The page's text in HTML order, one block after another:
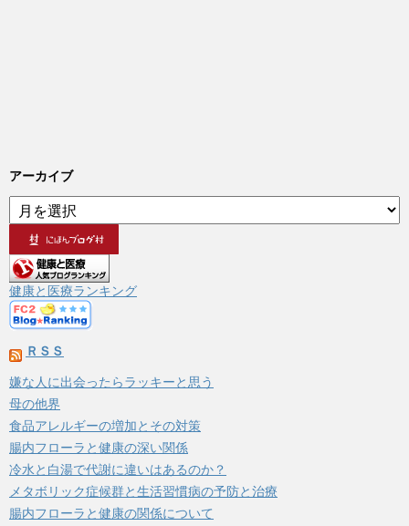
アーカイブ
ア
ー
イ
ブ
健康と医療ランキング
ＲＳＳ
嫌な人に出会ったらラッキーと思う
母の他界
食品アレルギーの増加とその対策
腸内フローラと健康の深い関係
冷水と白湯で代謝に違いはあるのか？
メタボリック症候群と生活習慣病の予防と治療
腸内フローラと健康の関係について